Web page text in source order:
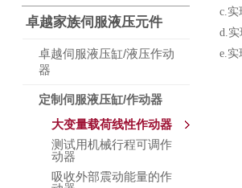
卓越家族伺服液压元件
卓越伺服液压缸/液压作动
器
定制伺服液压缸/作动器
大变量载荷线性作动器
测试用机械行程可调作
动器
吸收外部震动能量的作
c.实
d.
e.实